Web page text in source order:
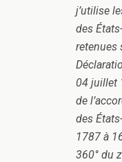
j’utilise
des
retenues
04 juillet
de
des
1787 à
360° du